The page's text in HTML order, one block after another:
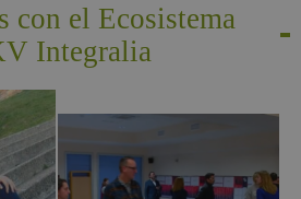
con el Ecosistema
Integralia